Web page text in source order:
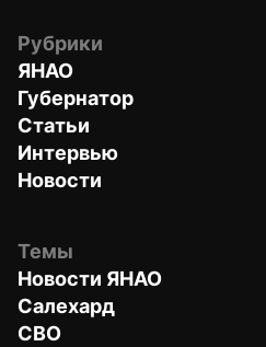
Рубрики
ЯНАО
Губернатор
Статьи
Интервью
Новости
Темы
Новости ЯНАО
Салехард
СВО